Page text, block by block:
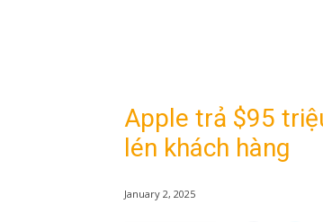
Apple trả $95
lén khách hàng
January 2, 2025